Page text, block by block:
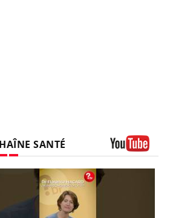
SANTÉ